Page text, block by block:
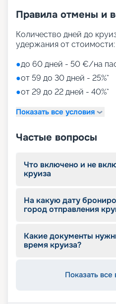
Правила отмены и
Количество дней до
удержания от стоимости:
●до 60 дней - 50 €/на
●от 59 до 30 дней - 25%*
●от 29 до 22 дней - 40%*
Показать все условия
Частые вопросы
Что включено и не
круиза
На какую дату
город отправления
Какие документы
время круиза?
Показать